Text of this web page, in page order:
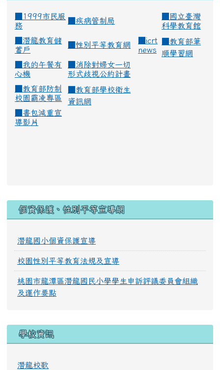
■1999市民服
務
疾病管制局
國立臺灣
科學教育館
潛龍教育儲
蓄戶
性別平等教育網
icrt
news
教育部筆
順學習網
我的午餐有
心機
消除對婦女一切
形式歧視公約計畫
教育部防制
校園霸凌專區
教育部學校衛生
資訊網
書包減重宣
導影片
個資保護、性別平等宣導網
潛龍國小個資保護宣導
校園性別平等教育法規及宣導
桃園市龍潭區潛龍國民小學學生申訴評議委員會組織
及運作要點
學校資訊
潛龍校歌